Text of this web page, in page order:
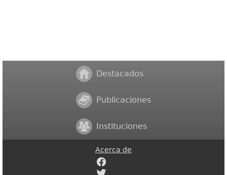
Destacados
Publicaciones
Instituciones
Acerca de